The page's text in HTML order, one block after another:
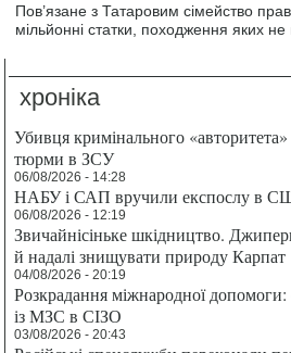
Пов’язане з Татаровим сімейство
мільйонні статки, походження яких
хроніка
Убивця кримінального «авторитета»
тюрми в ЗСУ
06/08/2026 - 14:28
НАБУ і САП вручили експослу в
06/08/2026 - 12:19
Звичайнісіньке шкідництво.
й надалі знищувати природу Карпат
04/08/2026 - 20:19
Розкрадання міжнародної допомоги:
із МЗС в СІЗО
03/08/2026 - 20:43